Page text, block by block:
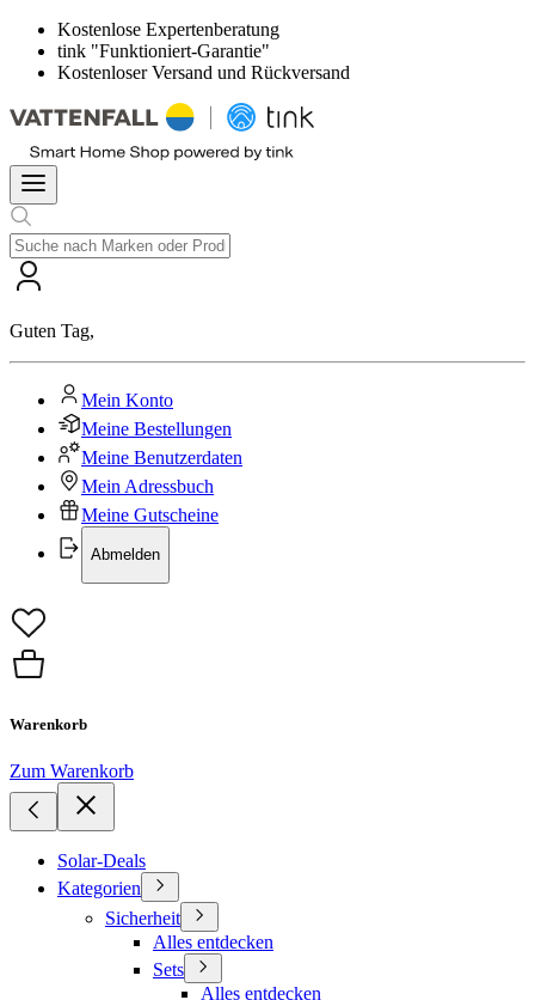
Kostenlose Expertenberatung
tink "Funktioniert-Garantie"
Kostenloser Versand und Rückversand
Guten Tag,
Mein Konto
Meine Bestellungen
Meine Benutzerdaten
Mein Adressbuch
Meine Gutscheine
Abmelden
Warenkorb
Zum Warenkorb
Solar-Deals
Kategorien
Sicherheit
Alles entdecken
Sets
Alles entdecken